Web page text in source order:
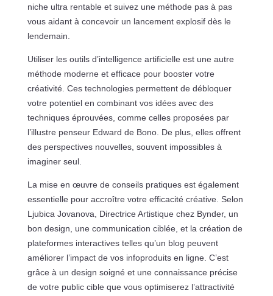
niche ultra rentable et suivez une méthode pas à pas
vous aidant à concevoir un lancement explosif dès le
lendemain.
Utiliser les outils d’intelligence artificielle est une autre
méthode moderne et efficace pour booster votre
créativité. Ces technologies permettent de débloquer
votre potentiel en combinant vos idées avec des
techniques éprouvées, comme celles proposées par
l’illustre penseur Edward de Bono. De plus, elles offrent
des perspectives nouvelles, souvent impossibles à
imaginer seul.
La mise en œuvre de conseils pratiques est également
essentielle pour accroître votre efficacité créative. Selon
Ljubica Jovanova, Directrice Artistique chez Bynder, un
bon design, une communication ciblée, et la création de
plateformes interactives telles qu’un blog peuvent
améliorer l’impact de vos infoproduits en ligne. C’est
grâce à un design soigné et une connaissance précise
de votre public cible que vous optimiserez l’attractivité